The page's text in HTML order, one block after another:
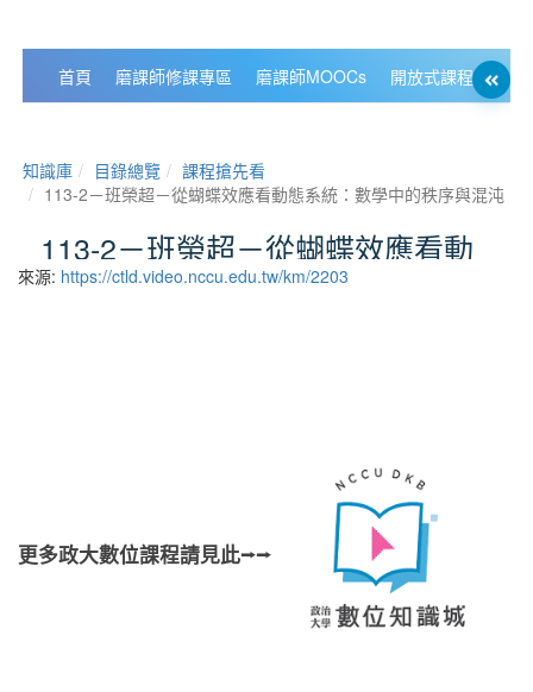
來源: https://ctld.video.nccu.edu.tw/km/2203
更多政大數位課程請見此⭢⭢